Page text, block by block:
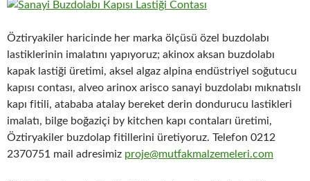
Öztiryakiler haricinde her marka ölçüsü özel buzdolabı
lastiklerinin imalatını yapıyoruz; akinox aksan buzdolabı
kapak lastiği üretimi, aksel algaz alpina endüstriyel soğutucu
kapısı contası, alveo arinox arisco sanayi buzdolabı mıknatıslı
kapı fitili, atababa atalay bereket derin dondurucu lastikleri
imalatı, bilge boğaziçi by kitchen kapı contaları üretimi,
Öztiryakiler buzdolap fitillerini üretiyoruz. Telefon 0212
2370751 mail adresimiz proje@mutfakmalzemeleri.com